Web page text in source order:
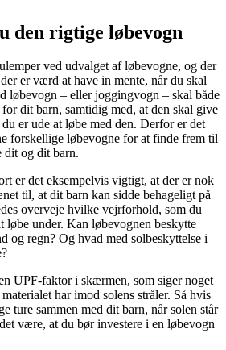
den rigtige løbevogn
ved udvalget af løbevogne, og der
er værd at have in mente, når du skal
løbevogn – eller joggingvogn – skal både
dit barn, samtidig med, at den skal give
er ude at løbe med den. Derfor er det
forskellige løbevogne for at finde frem til
dit og dit barn.
er det eksempelvis vigtigt, at der er nok
til, at dit barn kan sidde behageligt på
overveje hvilke vejrforhold, som du
løbe under. Kan løbevognen beskytte
og regn? Og hvad med solbeskyttelse i
UPF-faktor i skærmen, som siger noget
har imod solens stråler. Så hvis
ture sammen med dit barn, når solen står
være, at du bør investere i en løbevogn